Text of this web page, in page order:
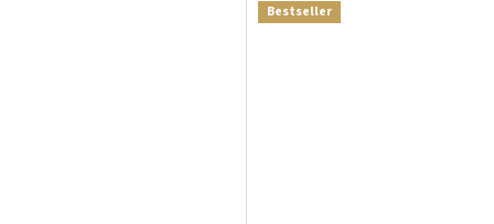
Bestseller